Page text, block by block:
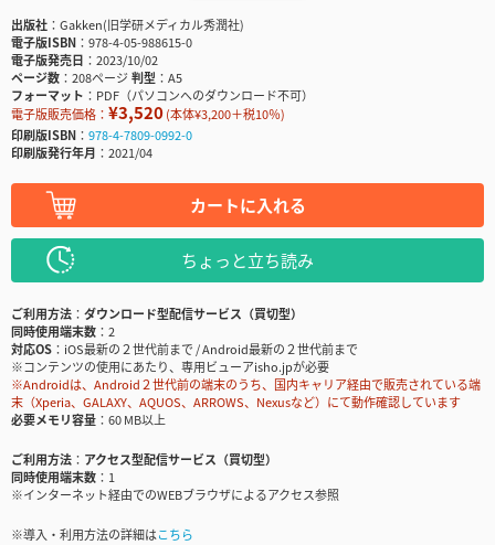
出版社
Gakken(旧学研メディカル秀潤社)
電子版ISBN
978-4-05-988615-0
電子版発売日
2023/10/02
ページ数
208ページ判型
A5
フォーマット
PDF（パソコンへのダウンロード不可）
電子版販売価格： ¥3,520(本体¥3,200＋税10％)
印刷版ISBN
978-4-7809-0992-0
印刷版発行年月
2021/04
カートに入れる
ちょっと立ち読み
ご利用方法
ダウンロード型配信サービス（買切型）
同時使用端末数
2
対応OS
iOS最新の２世代前まで / Android最新の２世代前まで
※コンテンツの使用にあたり、専用ビューアisho.jpが必要
※Androidは、Android２世代前の端末のうち、国内キャリア経由で販売されている端
末（Xperia、GALAXY、AQUOS、ARROWS、Nexusなど）にて動作確認しています
必要メモリ容量
60 MB以上
ご利用方法
アクセス型配信サービス（買切型）
同時使用端末数
1
※インターネット経由でのWEBブラウザによるアクセス参照
※導入・利用方法の詳細はこちら